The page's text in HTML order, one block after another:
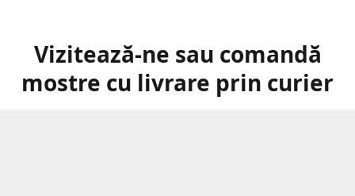
Vizitează-ne sau comandă
mostre cu livrare prin curier